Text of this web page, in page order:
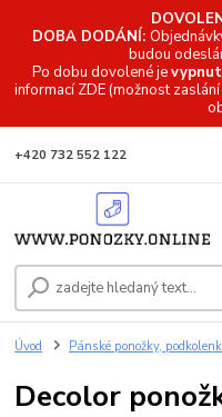
DOBA DODÁNÍ:
budou
Po dobu dovolené je
informacíZDE (možnost
+420 732 552 122
Úvod Pánské ponožky,
Decolor